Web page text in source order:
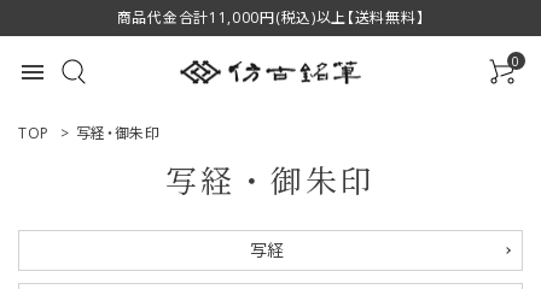
商品代金合計11,000円(税込)以上【送料無料】
menu 0
ACCOUNT MENU
TOP > 写経・御朱印
写経・御朱印
写経